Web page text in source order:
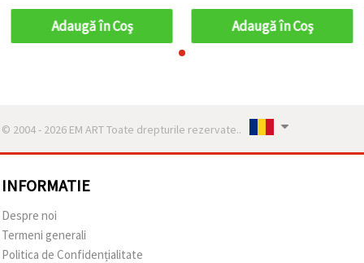
Adaugă în Coş Adaugă în Coş
© 2004 - 2026 EM ART Toate drepturile rezervate..
INFORMATIE
Despre noi
Termeni generali
Politica de Confidențialitate